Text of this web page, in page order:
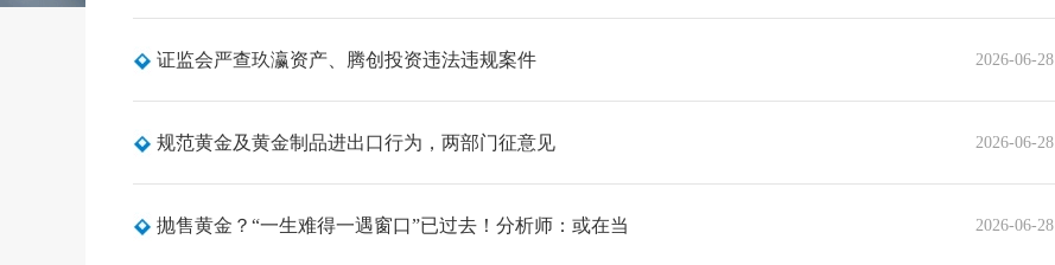
证监会严查玖瀛资产、腾创投资违法违规案件 2026-06-28
规范黄金及黄金制品进出口行为，两部门征意见 2026-06-28
抛售黄金？“一生难得一遇窗口”已过去！分析师：或在当 2026-06-28